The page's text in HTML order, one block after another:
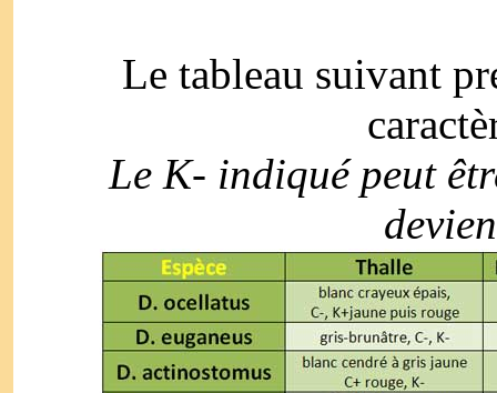
Le tableau suivant
Le K- indiqué peut